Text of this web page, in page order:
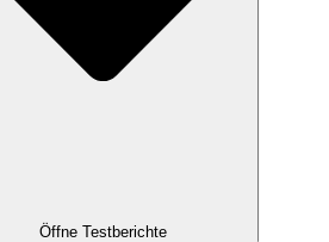
Öffne Testberichte